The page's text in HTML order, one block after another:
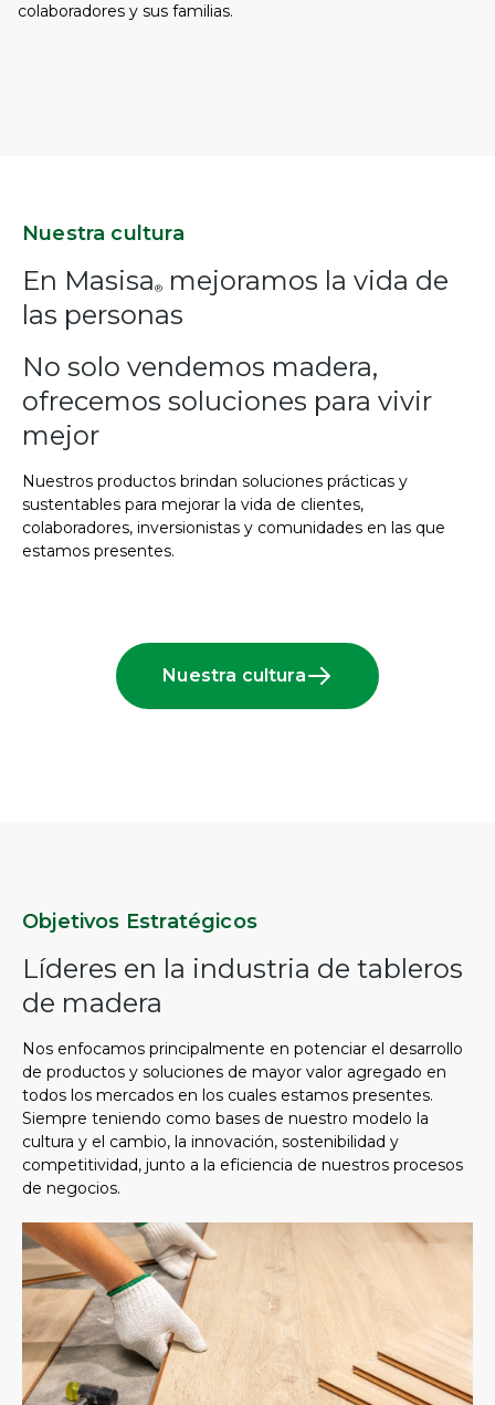
colaboradores y sus familias.
Nuestra cultura
En Masisa®
mejoramos la vida de
las personas
No solo vendemos madera,
ofrecemos soluciones para vivir
mejor
Nuestros productos brindan soluciones prácticas y
sustentables para mejorar la vida de clientes,
colaboradores, inversionistas y comunidades en las que
estamos presentes.
Nuestra cultura
Objetivos Estratégicos
Líderes en la industria de tableros
de madera
Nos enfocamos principalmente en potenciar el desarrollo
de productos y soluciones de mayor valor agregado en
todos los mercados en los cuales estamos presentes.
Siempre teniendo como bases de nuestro modelo la
cultura y el cambio, la innovación, sostenibilidad y
competitividad, junto a la eficiencia de nuestros procesos
de negocios.